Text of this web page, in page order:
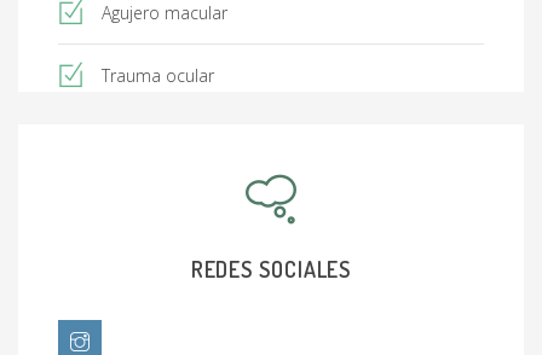
Agujero macular
Trauma ocular
REDES SOCIALES